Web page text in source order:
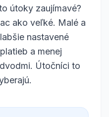
útoky zaujímavé?
ako veľké. Malé a
nastavené
a menej
Útočníci to